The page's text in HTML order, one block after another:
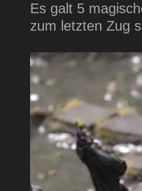
Es galt 5
zum letzten Zug